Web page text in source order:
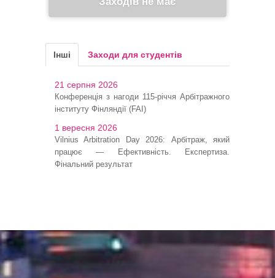
Інші Заходи для студентів
21 серпня 2026
Конференція з нагоди 115-річчя Арбітражного
інституту Фінляндії (FAI)
1 вересня 2026
Vilnius Arbitration Day 2026: Арбітраж, який
працює — Ефективність. Експертиза.
Фінальний результат